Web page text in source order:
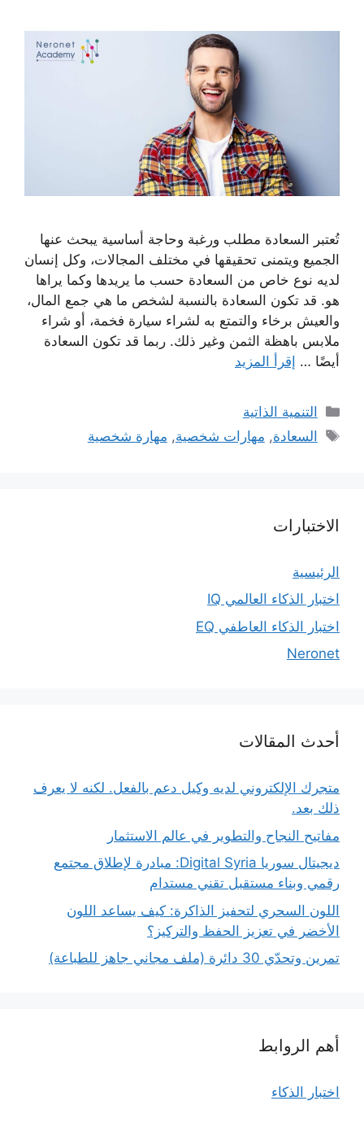
تُعتبر السعادة مطلب ورغبة وحاجة أساسية يبحث عنها
الجميع ويتمنى تحقيقها في مختلف المجالات، وكل إنسان
لديه نوع خاص من السعادة حسب ما يريدها وكما يراها
هو. قد تكون السعادة بالنسبة لشخص ما هي جمع المال،
والعيش برخاء والتمتع به لشراء سيارة فخمة، أو شراء
ملابس باهظة الثمن وغير ذلك. ربما قد تكون السعادة
أيضًا … إقرأ المزيد
التصنيفات
التنمية الذاتية
الوسوم
السعادة, مهارات شخصية, مهارة شخصية
الاختبارات
الرئيسية
اختبار الذكاء العالمي IQ
اختبار الذكاء العاطفي EQ
Neronet
أحدث المقالات
متجرك الإلكتروني لديه وكيل دعم بالفعل. لكنه لا يعرف
ذلك بعد.
مفاتيح النجاح والتطوير في عالم الاستثمار
ديجيتال سوريا Digital Syria: مبادرة لإطلاق مجتمع
رقمي وبناء مستقبل تقني مستدام
اللون السحري لتحفيز الذاكرة: كيف يساعد اللون
الأخضر في تعزيز الحفظ والتركيز؟
تمرين وتحدّي 30 دائرة (ملف مجاني جاهز للطباعة)
أهم الروابط
اختبار الذكاء